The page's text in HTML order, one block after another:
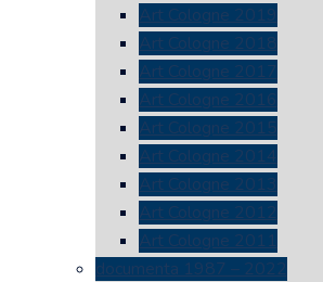
Art Cologne 2019
Art Cologne 2018
Art Cologne 2017
Art Cologne 2016
Art Cologne 2015
Art Cologne 2014
Art Cologne 2013
Art Cologne 2012
Art Cologne 2011
documenta 1987 – 2022